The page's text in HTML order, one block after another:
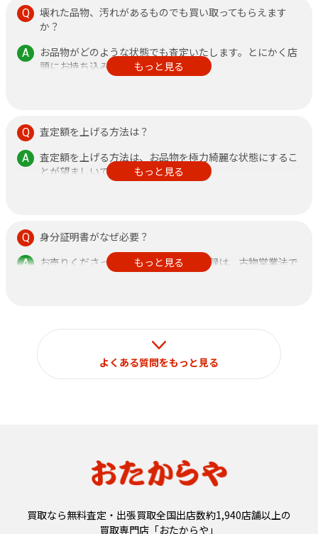
壊れた品物、汚れがあるものでも買い取ってもらえます
か？
お品物がどのような状態でも査定いたします。とにかく店
頭にお持ち込みください。
その他、不安なことがありましたら何なりと店頭にお申し
もっと見る
査定額を上げる方法は？
査定額を上げる方法は、お品物を極力綺麗な状態にするこ
とが望ましいです。
また、鑑定書がある方が査定額アップに繋がりますので、
もっと見る
身分証明書がなぜ必要？
お売りくださった方の身分証明書の記録は、古物営業法で
定められておりますのでご了承ください。
もっと見る
よくある質問をもっと見る
買取なら無料査定・出張買取全国出店数約1,940店舗以上の
買取専門店「おたからや」